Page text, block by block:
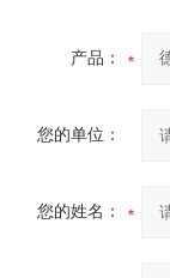
产品：
您的单位：
您的姓名：